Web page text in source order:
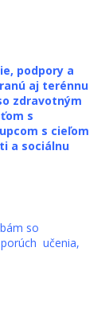
podpory a
aj terénnu
zdravotným
s
s cieľom
a sociálnu
so
učenia,